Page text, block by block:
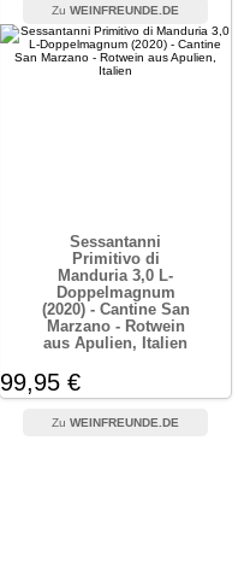
WEINFREUNDE.DE
Sessantanni
Primitivo di
Manduria 3,0 L-
Doppelmagnum
(2020) - Cantine San
Marzano - Rotwein
aus Apulien, Italien
99,95 €
WEINFREUNDE.DE